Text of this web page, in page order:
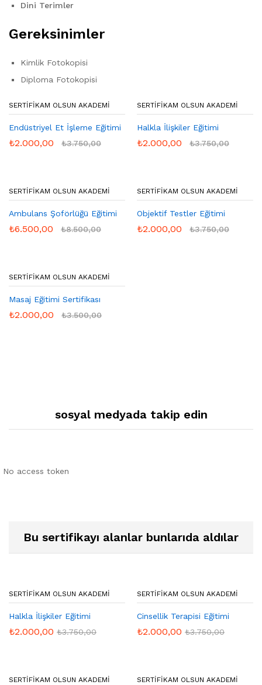
Dini Terimler
Gereksinimler
Kimlik Fotokopisi
Diploma Fotokopisi
SERTIFIKAM OLSUN AKADEMI
Endüstriyel Et İşleme Eğitimi
₺2.000,00 ₺3.750,00
SERTIFIKAM OLSUN AKADEMI
Halkla İlişkiler Eğitimi
₺2.000,00 ₺3.750,00
SERTIFIKAM OLSUN AKADEMI
Ambulans Şoförlüğü Eğitimi
₺6.500,00 ₺8.500,00
SERTIFIKAM OLSUN AKADEMI
Objektif Testler Eğitimi
₺2.000,00 ₺3.750,00
SERTIFIKAM OLSUN AKADEMI
Masaj Eğitimi Sertifikası
₺2.000,00 ₺3.500,00
sosyal medyada takip edin
No access token
Bu sertifikayı alanlar bunlarıda aldılar
SERTIFIKAM OLSUN AKADEMI
Halkla İlişkiler Eğitimi
₺2.000,00 ₺3.750,00
SERTIFIKAM OLSUN AKADEMI
Cinsellik Terapisi Eğitimi
₺2.000,00 ₺3.750,00
SERTIFIKAM OLSUN AKADEMI SERTIFIKAM OLSUN AKADEMI